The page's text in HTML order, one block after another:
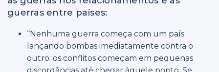
guerras entre países:
“Nenhuma guerra começa com um país
lançando bombas imediatamente contra o
outro; os conflitos começam em pequenas
discordâncias até chegar àquele ponto. Se